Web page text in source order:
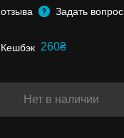
отзыва Задать вопрос
Кешбэк 260₴
Нет в наличии